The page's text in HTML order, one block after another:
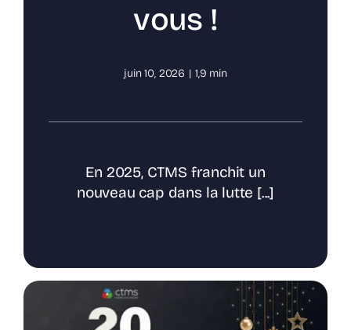
vous !
juin 10, 2026 | 1,9 min
En 2025, CTMS franchit un
nouveau cap dans la lutte [...]